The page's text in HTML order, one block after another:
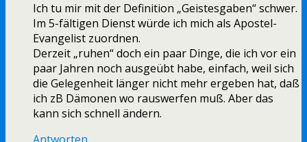
Ich tu mir mit der Definition „Geistesgaben“ schwer.
Im 5-fältigen Dienst würde ich mich als Apostel-
Evangelist zuordnen.
Derzeit „ruhen“ doch ein paar Dinge, die ich vor ein
paar Jahren noch ausgeübt habe, einfach, weil sich
die Gelegenheit länger nicht mehr ergeben hat, daß
ich zB Dämonen wo rauswerfen muß. Aber das
kann sich schnell ändern.